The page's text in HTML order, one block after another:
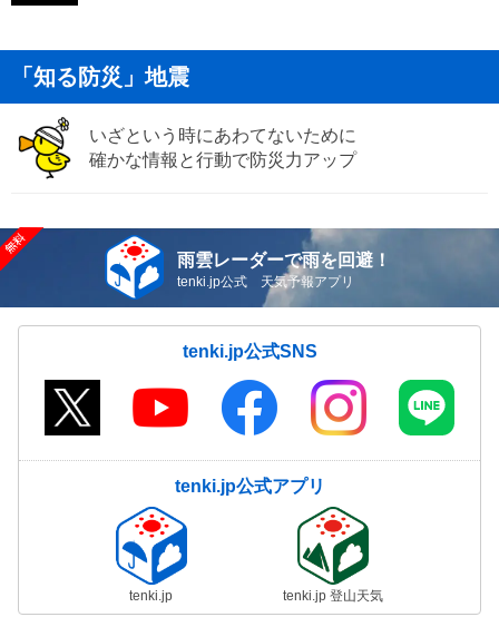
「知る防災」地震
いざという時にあわてないために
確かな情報と行動で防災力アップ
雨雲レーダーで雨を回避！
tenki.jp公式 天気予報アプリ
tenki.jp公式SNS
tenki.jp公式アプリ
tenki.jp tenki.jp 登山天気